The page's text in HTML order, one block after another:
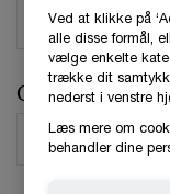
Organisation /
Ved at klikke på
alle disse formål,
vælge enkelte
trække dit
nederst i venstre
Læs mere om
behandler dine